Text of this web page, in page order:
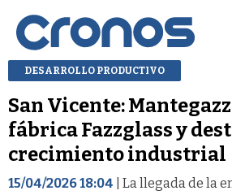
DESARROLLO PRODUCTIVO
San Vicente:
fábrica Fazzglass y
crecimiento industrial
15/04/2026 18:04 | La llegada de la